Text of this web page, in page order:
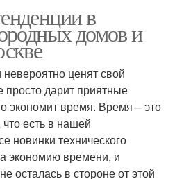
в
домов и
ценят свой
просто дарит приятные
экономит время. Время – это
есть в нашей
новинки технического
экономию времени, и
осталась в стороне от этой